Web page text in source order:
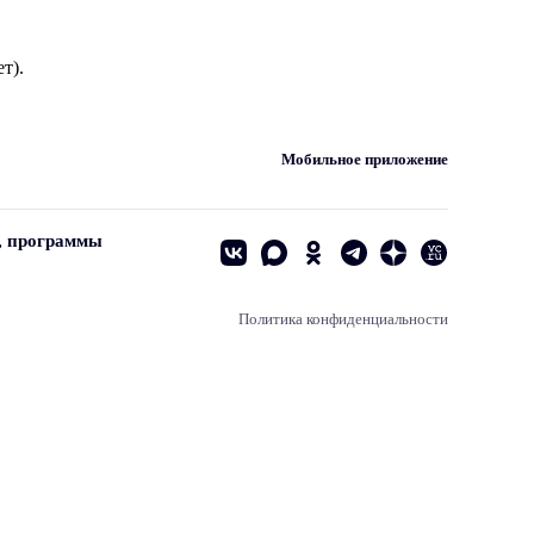
Мобильное приложение
программы
Политика конфиденциальности